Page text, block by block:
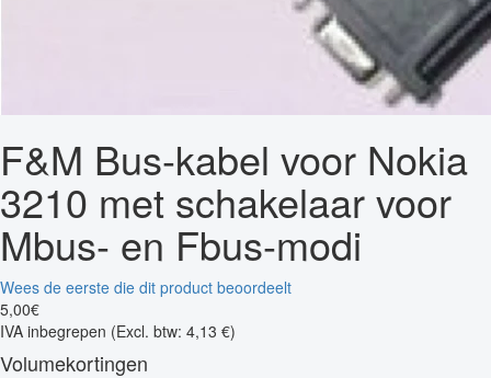
F&M Bus-kabel voor Nokia
3210 met schakelaar voor
Mbus- en Fbus-modi
Wees de eerste die dit product beoordeelt
5,00€
IVA inbegrepen (Excl. btw: 4,13 €)
Volumekortingen